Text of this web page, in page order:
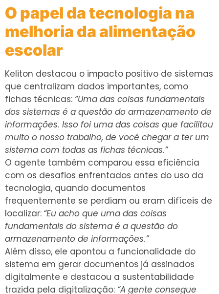
O papel da tecnologia na
melhoria da alimentação
escolar
Keliton destacou o impacto positivo de sistemas
que centralizam dados importantes, como
fichas técnicas: “Uma das coisas fundamentais
dos sistemas é a questão do armazenamento de
informações. Isso foi uma das coisas que facilitou
muito o nosso trabalho, de você chegar a ter um
sistema com todas as fichas técnicas.”
O agente também comparou essa eficiência
com os desafios enfrentados antes do uso da
tecnologia, quando documentos
frequentemente se perdiam ou eram difíceis de
localizar: “Eu acho que uma das coisas
fundamentais do sistema é a questão do
armazenamento de informações.”
Além disso, ele apontou a funcionalidade do
sistema em gerar documentos já assinados
digitalmente e destacou a sustentabilidade
trazida pela digitalização: “A gente consegue